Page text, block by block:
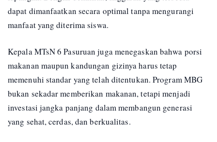
dapat dimanfaatkan secara optimal tanpa mengurangi
manfaat yang diterima siswa.
Kepala MTsN 6 Pasuruan juga menegaskan bahwa porsi
makanan maupun kandungan gizinya harus tetap
memenuhi standar yang telah ditentukan. Program MBG
bukan sekadar memberikan makanan, tetapi menjadi
investasi jangka panjang dalam membangun generasi
yang sehat, cerdas, dan berkualitas.